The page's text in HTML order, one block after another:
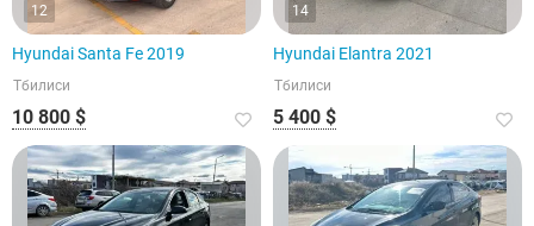
12
Hyundai Santa Fe 2019
Тбилиси
10 800 $
14
Hyundai Elantra 2021
Тбилиси
5 400 $